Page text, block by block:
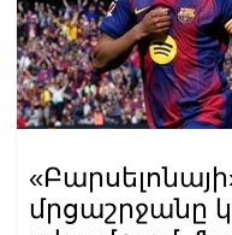
մրցաշրջանը